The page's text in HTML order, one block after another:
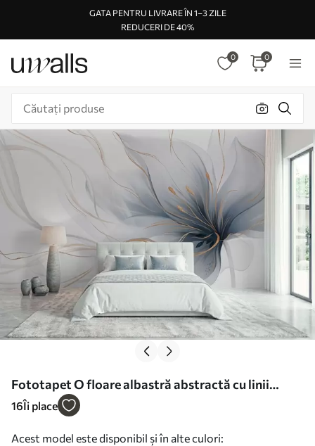
GATA PENTRU LIVRARE ÎN 1–3 ZILE
REDUCERI DE 40%
0 0
Fototapet O floare albastră abstractă cu linii
fluide, în stilul Fluid Art Nr. w05428
16Îi place
Acest model este disponibil și în alte culori: